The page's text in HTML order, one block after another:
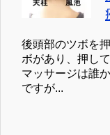
後頭部のツボを
ボがあり、押し
マッサージは誰
ですが...